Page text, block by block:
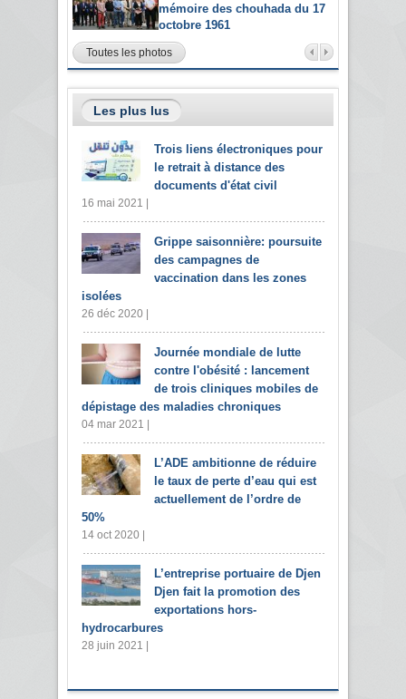
mémoire des chouhada du 17
octobre 1961
Toutes les photos
Les plus lus
Trois liens électroniques pour
le retrait à distance des
documents d'état civil
16 mai 2021 |
Grippe saisonnière: poursuite
des campagnes de
vaccination dans les zones
isolées
26 déc 2020 |
Journée mondiale de lutte
contre l'obésité : lancement
de trois cliniques mobiles de
dépistage des maladies chroniques
04 mar 2021 |
L’ADE ambitionne de réduire
le taux de perte d’eau qui est
actuellement de l’ordre de
50%
14 oct 2020 |
L’entreprise portuaire de Djen
Djen fait la promotion des
exportations hors-
hydrocarbures
28 juin 2021 |